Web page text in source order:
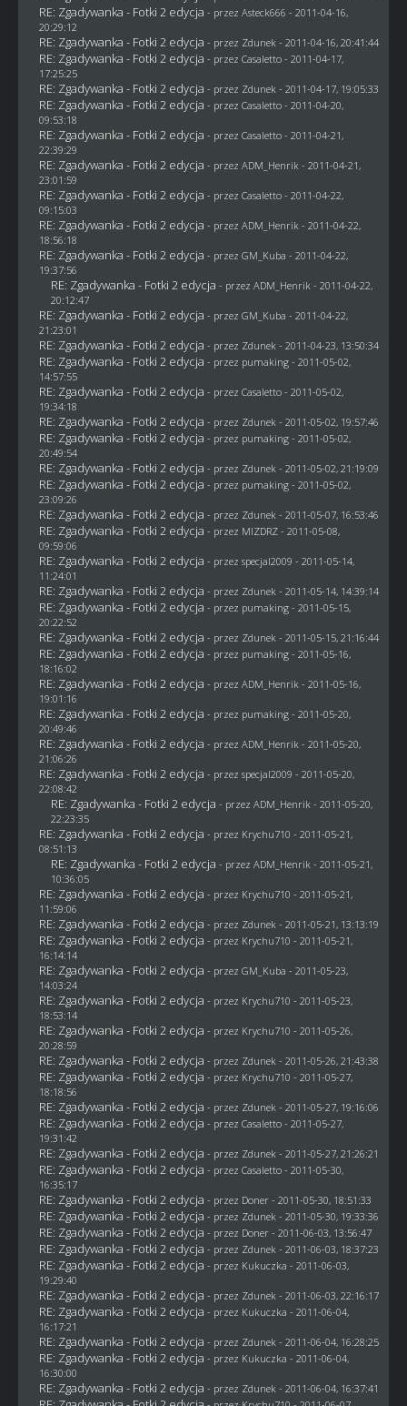
RE: Zgadywanka - Fotki 2 edycja - przez Asteck666 - 2011-04-16,
20:29:12
RE: Zgadywanka - Fotki 2 edycja - przez Zdunek - 2011-04-16, 20:41:44
RE: Zgadywanka - Fotki 2 edycja - przez Casaletto- 2011-04-17,
17:25:25
RE: Zgadywanka - Fotki 2 edycja - przez Zdunek - 2011-04-17, 19:05:33
RE: Zgadywanka - Fotki 2 edycja - przez Casaletto- 2011-04-20,
09:53:18
RE: Zgadywanka - Fotki 2 edycja - przez Casaletto- 2011-04-21,
22:39:29
RE: Zgadywanka - Fotki 2 edycja - przez ADM_Henrik - 2011-04-21,
23:01:59
RE: Zgadywanka - Fotki 2 edycja - przez Casaletto- 2011-04-22,
09:15:03
RE: Zgadywanka - Fotki 2 edycja - przez ADM_Henrik - 2011-04-22,
18:56:18
RE: Zgadywanka - Fotki 2 edycja - przez GM_Kuba - 2011-04-22,
19:37:56
RE: Zgadywanka - Fotki 2 edycja - przez ADM_Henrik - 2011-04-22,
20:12:47
RE: Zgadywanka - Fotki 2 edycja - przez GM_Kuba - 2011-04-22,
21:23:01
RE: Zgadywanka - Fotki 2 edycja - przez Zdunek - 2011-04-23, 13:50:34
RE: Zgadywanka - Fotki 2 edycja - przez pumaking- 2011-05-02,
14:57:55
RE: Zgadywanka - Fotki 2 edycja - przez Casaletto- 2011-05-02,
19:34:18
RE: Zgadywanka - Fotki 2 edycja - przez Zdunek - 2011-05-02, 19:57:46
RE: Zgadywanka - Fotki 2 edycja - przez pumaking- 2011-05-02,
20:49:54
RE: Zgadywanka - Fotki 2 edycja - przez Zdunek - 2011-05-02, 21:19:09
RE: Zgadywanka - Fotki 2 edycja - przez pumaking- 2011-05-02,
23:09:26
RE: Zgadywanka - Fotki 2 edycja - przez Zdunek - 2011-05-07, 16:53:46
RE: Zgadywanka - Fotki 2 edycja - przez MIZDRZ- 2011-05-08,
09:59:06
RE: Zgadywanka - Fotki 2 edycja - przez specjal2009 - 2011-05-14,
11:24:01
RE: Zgadywanka - Fotki 2 edycja - przez Zdunek - 2011-05-14, 14:39:14
RE: Zgadywanka - Fotki 2 edycja - przez pumaking- 2011-05-15,
20:22:52
RE: Zgadywanka - Fotki 2 edycja - przez Zdunek - 2011-05-15, 21:16:44
RE: Zgadywanka - Fotki 2 edycja - przez pumaking- 2011-05-16,
18:16:02
RE: Zgadywanka - Fotki 2 edycja - przez ADM_Henrik - 2011-05-16,
19:01:16
RE: Zgadywanka - Fotki 2 edycja - przez pumaking- 2011-05-20,
20:49:46
RE: Zgadywanka - Fotki 2 edycja - przez ADM_Henrik - 2011-05-20,
21:06:26
RE: Zgadywanka - Fotki 2 edycja - przez specjal2009 - 2011-05-20,
22:08:42
RE: Zgadywanka - Fotki 2 edycja - przez ADM_Henrik - 2011-05-20,
22:23:35
RE: Zgadywanka - Fotki 2 edycja - przez Krychu710 - 2011-05-21,
08:51:13
RE: Zgadywanka - Fotki 2 edycja - przez ADM_Henrik - 2011-05-21,
10:36:05
RE: Zgadywanka - Fotki 2 edycja - przez Krychu710 - 2011-05-21,
11:59:06
RE: Zgadywanka - Fotki 2 edycja - przez Zdunek - 2011-05-21, 13:13:19
RE: Zgadywanka - Fotki 2 edycja - przez Krychu710 - 2011-05-21,
16:14:14
RE: Zgadywanka - Fotki 2 edycja - przez GM_Kuba - 2011-05-23,
14:03:24
RE: Zgadywanka - Fotki 2 edycja - przez Krychu710 - 2011-05-23,
18:53:14
RE: Zgadywanka - Fotki 2 edycja - przez Krychu710 - 2011-05-26,
20:28:59
RE: Zgadywanka - Fotki 2 edycja - przez Zdunek - 2011-05-26, 21:43:38
RE: Zgadywanka - Fotki 2 edycja - przez Krychu710 - 2011-05-27,
18:18:56
RE: Zgadywanka - Fotki 2 edycja - przez Zdunek - 2011-05-27, 19:16:06
RE: Zgadywanka - Fotki 2 edycja - przez Casaletto- 2011-05-27,
19:31:42
RE: Zgadywanka - Fotki 2 edycja - przez Zdunek - 2011-05-27, 21:26:21
RE: Zgadywanka - Fotki 2 edycja - przez Casaletto- 2011-05-30,
16:35:17
RE: Zgadywanka - Fotki 2 edycja - przez Doner- 2011-05-30, 18:51:33
RE: Zgadywanka - Fotki 2 edycja - przez Zdunek - 2011-05-30, 19:33:36
RE: Zgadywanka - Fotki 2 edycja - przez Doner- 2011-06-03, 13:56:47
RE: Zgadywanka - Fotki 2 edycja - przez Zdunek - 2011-06-03, 18:37:23
RE: Zgadywanka - Fotki 2 edycja - przez Kukuczka - 2011-06-03,
19:29:40
RE: Zgadywanka - Fotki 2 edycja - przez Zdunek - 2011-06-03, 22:16:17
RE: Zgadywanka - Fotki 2 edycja - przez Kukuczka - 2011-06-04,
16:17:21
RE: Zgadywanka - Fotki 2 edycja - przez Zdunek - 2011-06-04, 16:28:25
RE: Zgadywanka - Fotki 2 edycja - przez Kukuczka - 2011-06-04,
16:30:00
RE: Zgadywanka - Fotki 2 edycja - przez Zdunek - 2011-06-04, 16:37:41